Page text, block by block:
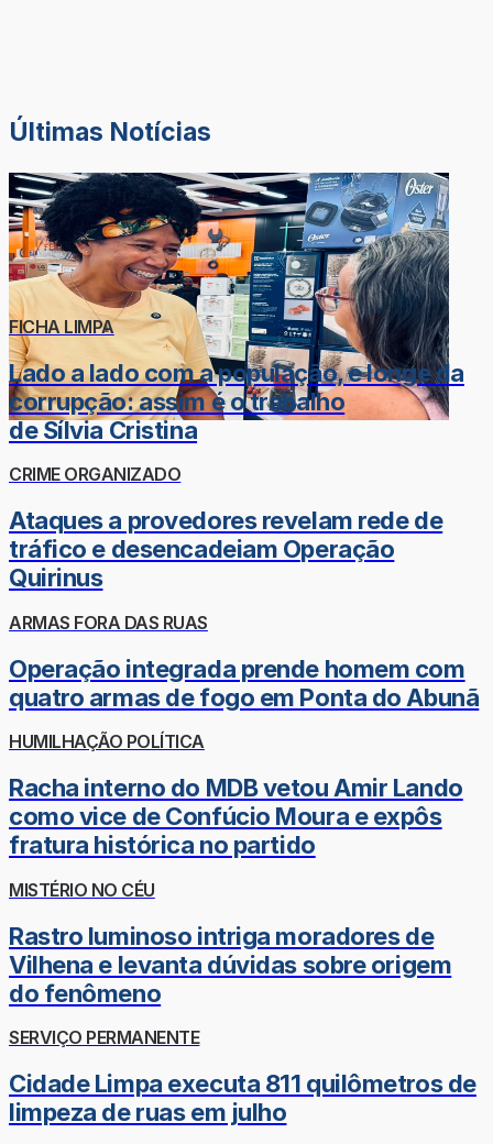
Últimas Notícias
FICHA LIMPA
Lado a lado com a população, e longe da
corrupção: assim é o trabalho
de Sílvia Cristina
CRIME ORGANIZADO
Ataques a provedores revelam rede de
tráfico e desencadeiam Operação
Quirinus
ARMAS FORA DAS RUAS
Operação integrada prende homem com
quatro armas de fogo em Ponta do Abunã
HUMILHAÇÃO POLÍTICA
Racha interno do MDB vetou Amir Lando
como vice de Confúcio Moura e expôs
fratura histórica no partido
MISTÉRIO NO CÉU
Rastro luminoso intriga moradores de
Vilhena e levanta dúvidas sobre origem
do fenômeno
SERVIÇO PERMANENTE
Cidade Limpa executa 811 quilômetros de
limpeza de ruas em julho